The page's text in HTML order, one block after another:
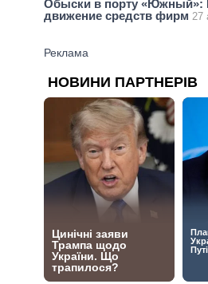
Обыски в порту «Южный»:
движение средств фирм 27